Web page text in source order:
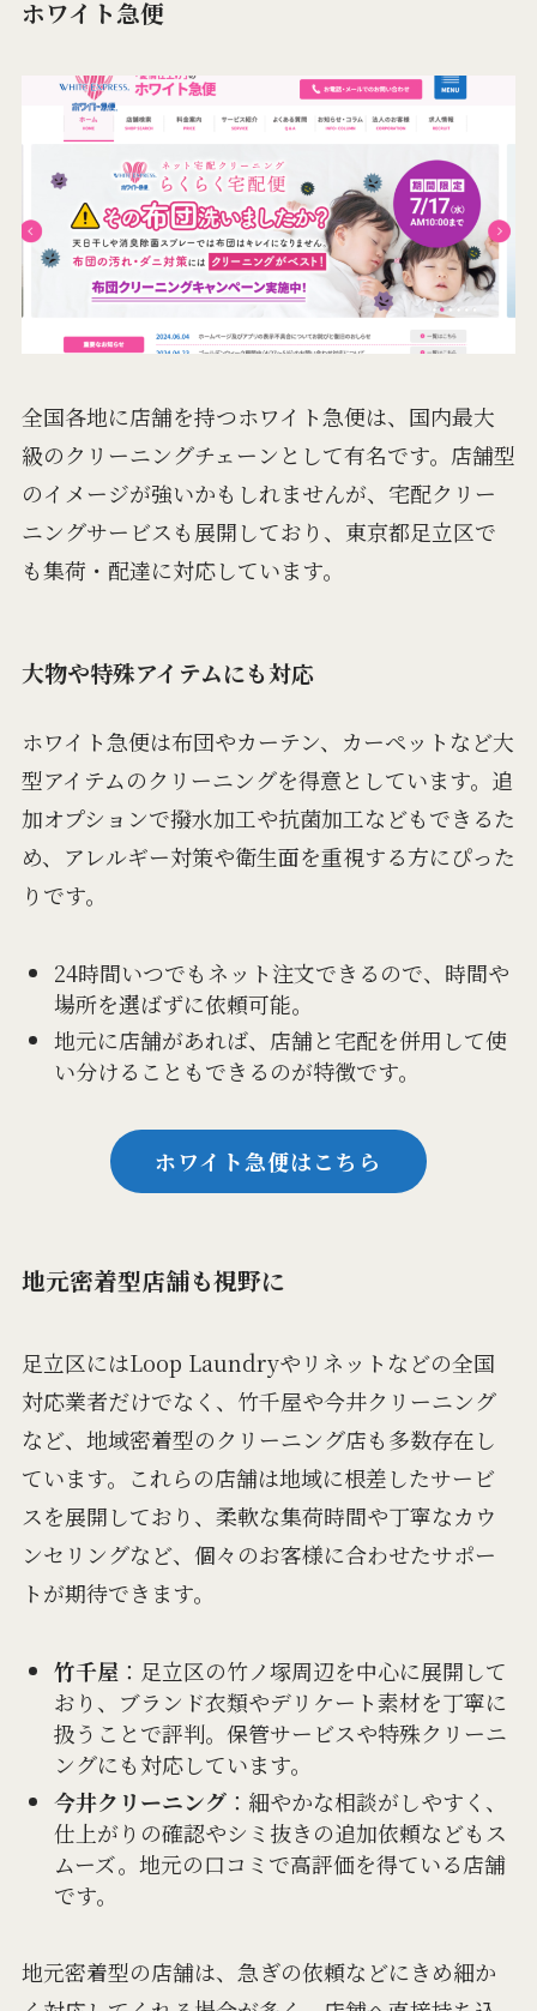
ホワイト急便
全国各地に店舗を持つホワイト急便は、国内最大
級のクリーニングチェーンとして有名です。店舗型
のイメージが強いかもしれませんが、宅配クリー
ニングサービスも展開しており、東京都足立区で
も集荷・配達に対応しています。
大物や特殊アイテムにも対応
ホワイト急便は布団やカーテン、カーペットなど大
型アイテムのクリーニングを得意としています。追
加オプションで撥水加工や抗菌加工などもできるた
め、アレルギー対策や衛生面を重視する方にぴった
りです。
24時間いつでもネット注文できるので、時間や
場所を選ばずに依頼可能。
地元に店舗があれば、店舗と宅配を併用して使
い分けることもできるのが特徴です。
ホワイト急便はこちら
地元密着型店舗も視野に
足立区にはLoop Laundryやリネットなどの全国
対応業者だけでなく、竹千屋や今井クリーニング
など、地域密着型のクリーニング店も多数存在し
ています。これらの店舗は地域に根差したサービ
スを展開しており、柔軟な集荷時間や丁寧なカウ
ンセリングなど、個々のお客様に合わせたサポー
トが期待できます。
竹千屋 ：足立区の竹ノ塚周辺を中心に展開して
おり、ブランド衣類やデリケート素材を丁寧に
扱うことで評判。保管サービスや特殊クリーニ
ングにも対応しています。
今井クリーニング：細やかな相談がしやすく、
仕上がりの確認やシミ抜きの追加依頼などもス
ムーズ。地元の口コミで高評価を得ている店舗
です。
地元密着型の店舗は、急ぎの依頼などにきめ細か